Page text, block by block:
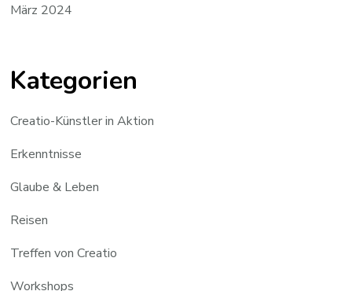
März 2024
Kategorien
Creatio-Künstler in Aktion
Erkenntnisse
Glaube & Leben
Reisen
Treffen von Creatio
Workshops